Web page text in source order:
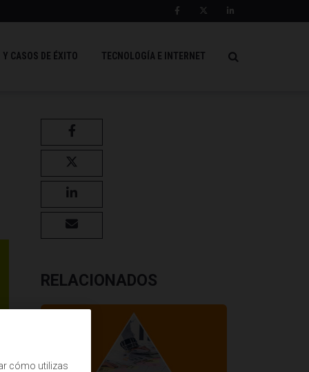
Y CASOS DE ÉXITO TECNOLOGÍA E INTERNET
RELACIONADOS
cómo utilizas